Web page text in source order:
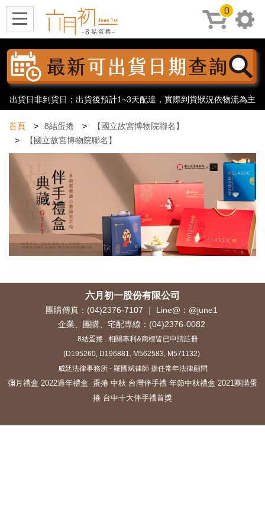
出貨日非到貨日；出貨後預計1~3天配達，實際到貨狀況依物流為主
首頁 8結蛋捲
【國立故宮博物院聯名】
【國立故宮博物院聯名】
六月初一股份有限公司
團購傳真：(04)2376-7107 ｜ Line@：@june1
企業、團購、宅配專線： (04)2376-0082
8結蛋捲 . 相關專利&商標皆已申請註冊
(D195260, D196881, M562583, M571132)
威廷法律事務所- 羅國斌律師擔任常年法律顧問
彌月禮盒 2022過年禮盒 蛋捲 中秋 台灣伴手禮 年節中秋禮盒 2021團購蛋
捲 台中十大伴手禮首獎
0